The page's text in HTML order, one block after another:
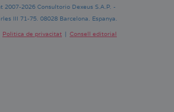
2007-2026 Consultorio Dexeus S.A.P. -
III 71-75. 08028 Barcelona. Espanya.
Política de privacitat Consell editorial